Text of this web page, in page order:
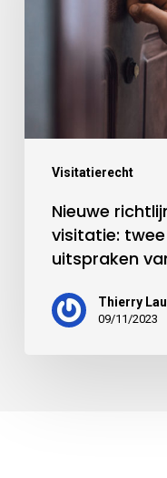
Visitatierecht
Nieuwe
visitatie:
uitspraken
Thierry
09/11/2023